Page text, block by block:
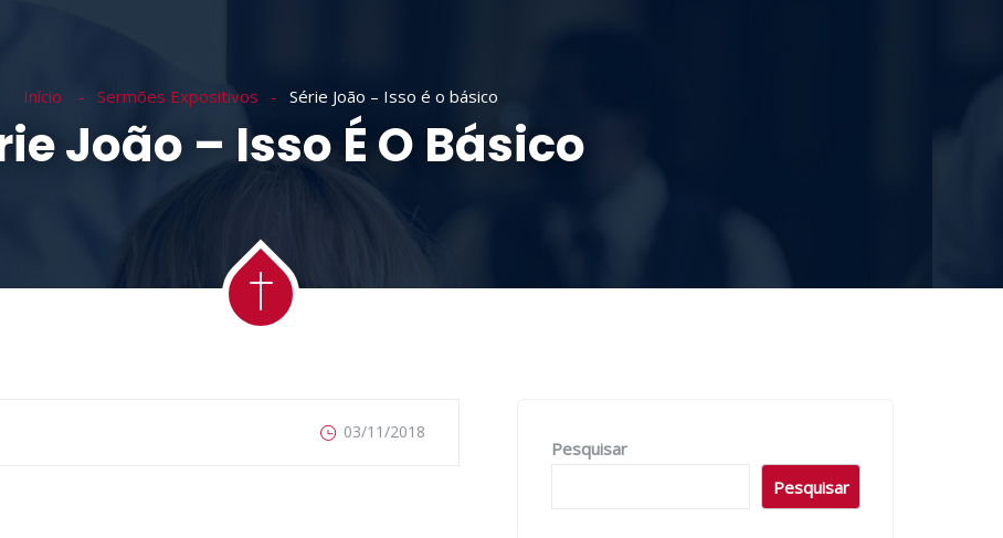
Início Sermões Expositivos Série João – Isso é o básico
João – Isso É O Básico
03/11/2018
Pesquisar
Pesquisar